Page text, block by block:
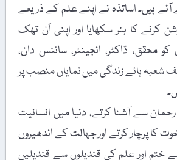
آئے ہیں۔ اساتذہ نے اپنے علم کے ذریعے
کرنے کا ہنر سکھایا اور اپنی اَن تھک
محقق، ڈاکٹر، انجینئر، سائنس دان،
شعبہ ہائے زندگی میں نمایاں منصب پر
سے آشنا کرتے، دنیا میں انسانیت
کا پرچار کرتے اور جہالت کے اندھیروں
ختم اور علم کی قندیلوں سے قندیلیں